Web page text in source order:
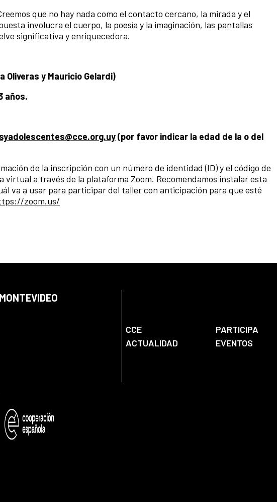
que no hay nada como el contacto cercano, la mirada y el
involucra el cuerpo, la poesía y la imaginación, las pantallas
significativa y enriquecedora.
Oliveras y Mauricio Gelardi)
años.
(por favor indicar la edad de la o del
de la inscripción con un número de identidad (ID) y el código de
virtual a través de la plataforma Zoom. Recomendamos instalar esta
va a usar para participar del taller con anticipación para que esté
zoom.us/
CCE PARTICIPA
ACTUALIDAD
EVENTOS